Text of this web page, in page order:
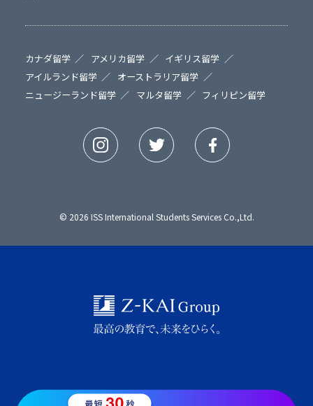
カナダ留学 アメリカ留学
イギリス留学
アイルランド留学
オーストラリア留学
ニュージーランド留学
マルタ留学 フィリピン留学
© 2026 ISS International Students Services Co.,Ltd.